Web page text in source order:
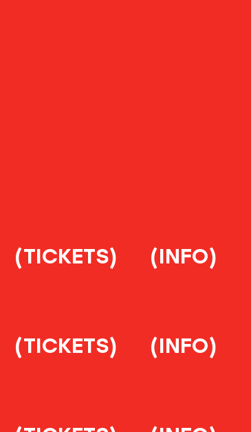
(TICKETS) (INFO)
(TICKETS) (INFO)